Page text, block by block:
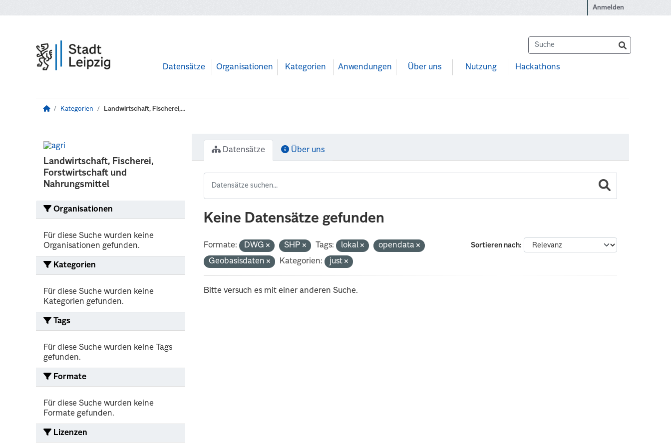
Anmelden
Datensätze Organisationen Kategorien Anwendungen Über uns Nutzung Hackathons
Kategorien Landwirtschaft, Fischerei,...
Landwirtschaft, Fischerei,
Forstwirtschaft und
Nahrungsmittel
Organisationen
Für diese Suche wurden keine
Organisationen gefunden.
Kategorien
Für diese Suche wurden keine
Kategorien gefunden.
Tags
Für diese Suche wurden keine Tags
gefunden.
Formate
Für diese Suche wurden keine
Formate gefunden.
Lizenzen
Datensätze Über uns
Keine Datensätze gefunden
Sortieren nach
Formate: DWG SHP Tags: lokal
opendata
Geobasisdaten
Kategorien: just
Bitte versuch es mit einer anderen Suche.